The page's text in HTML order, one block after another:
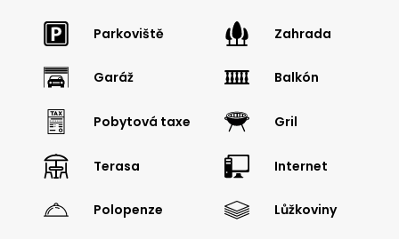
Parkoviště Zahrada
Garáž Balkón
Pobytová taxe Gril
Terasa Internet
Polopenze Lůžkoviny